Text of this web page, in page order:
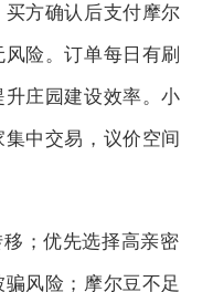
方确认后支付摩尔
险。订单每日有刷
庄园建设效率。小
中交易，议价空间
；优先选择高亲密
风险；摩尔豆不足